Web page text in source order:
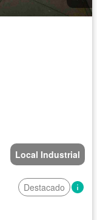
Local Industrial
Destacado